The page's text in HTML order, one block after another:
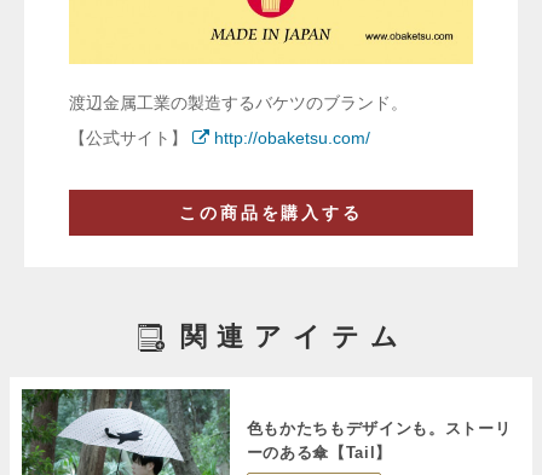
渡辺金属工業の製造するバケツのブランド。
【公式サイト】
http://obaketsu.com/
この商品を購入する
関連アイテム
色もかたちもデザインも。ストーリ
ーのある傘【Tail】